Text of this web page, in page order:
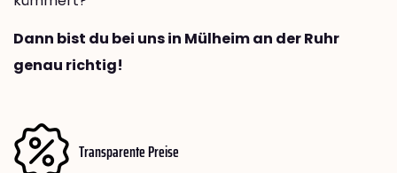
Dann bist du bei uns in Mülheim an der Ruhr
genau richtig!
Transparente Preise